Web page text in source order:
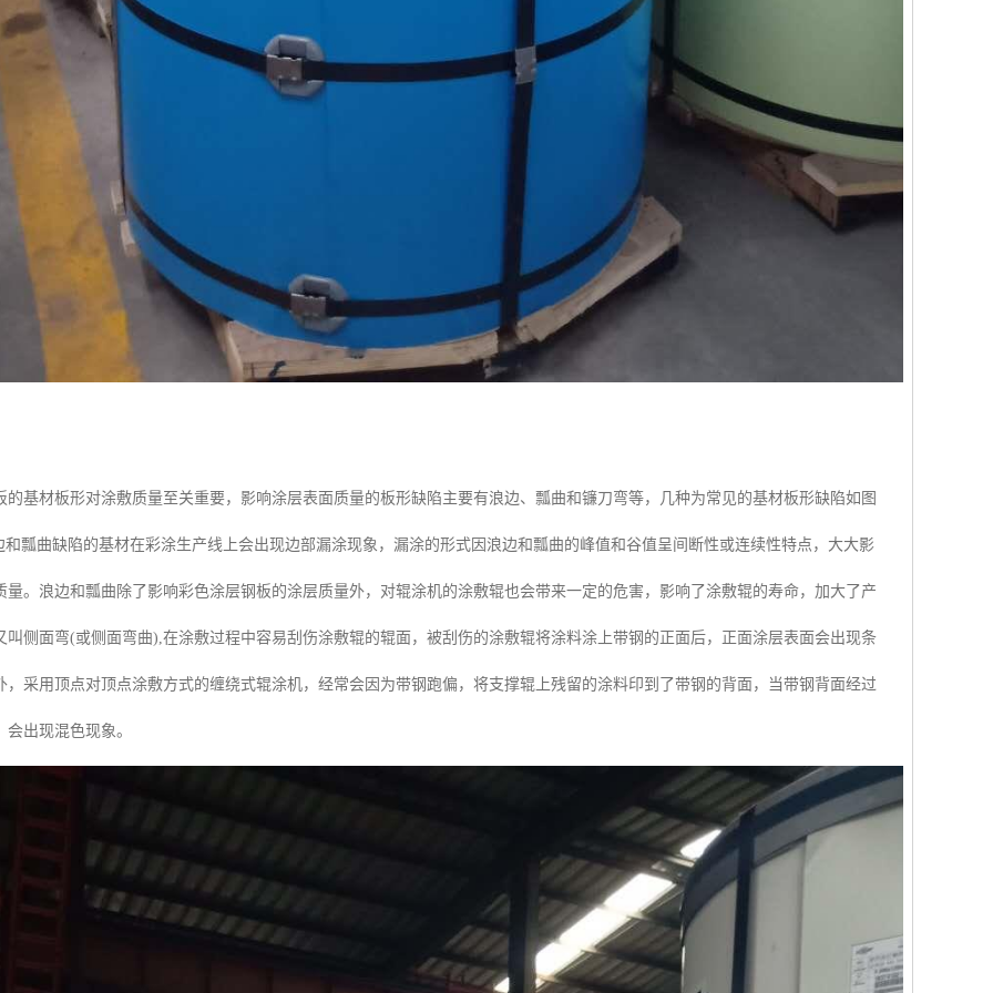
的基材板形对涂敷质量至关重要，影响涂层表面质量的板形缺陷主要有浪边、瓢曲和镰刀弯等，几种为常见的基材板形缺陷如图
和瓢曲缺陷的基材在彩涂生产线上会出现边部漏涂现象，漏涂的形式因浪边和瓢曲的峰值和谷值呈间断性或连续性特点，大大影
量。浪边和瓢曲除了影响彩色涂层钢板的涂层质量外，对辊涂机的涂敷辊也会带来一定的危害，影响了涂敷辊的寿命，加大了产
叫侧面弯(或侧面弯曲),在涂敷过程中容易刮伤涂敷辊的辊面，被刮伤的涂敷辊将涂料涂上带钢的正面后，正面涂层表面会出现条
，采用顶点对顶点涂敷方式的缠绕式辊涂机，经常会因为带钢跑偏，将支撑辊上残留的涂料印到了带钢的背面，当带钢背面经过
出现混色现象。